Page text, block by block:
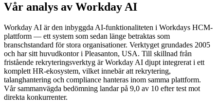
Vår analys av Workday AI
Workday AI är den inbyggda AI-funktionaliteten i Workdays HCM-
plattform — ett system som sedan länge betraktas som
branschstandard för stora organisationer. Verktyget grundades 2005
och har sitt huvudkontor i Pleasanton, USA. Till skillnad från
fristående rekryteringsverktyg är Workday AI djupt integrerat i ett
komplett HR-ekosystem, vilket innebär att rekrytering,
talanghantering och compliance hanteras inom samma plattform.
Vår sammanvägda bedömning landar på 9,0 av 10 efter test mot
direkta konkurrenter.